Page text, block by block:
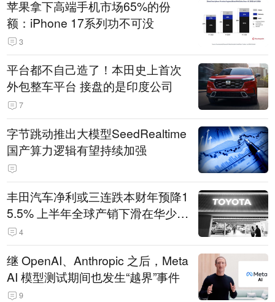
苹果拿下高端手机市场65%的份
额：iPhone 17系列功不可没
3
平台都不自己造了！本田史上首次
外包整车平台 接盘的是印度公司
7
字节跳动推出大模型SeedRealtime
国产算力逻辑有望持续加强
丰田汽车净利或三连跌本财年预降1
5.5% 上半年全球产销下滑在华少卖
14.3万辆
4
继 OpenAI、Anthropic 之后，Meta
AI 模型测试期间也发生“越界”事件
9